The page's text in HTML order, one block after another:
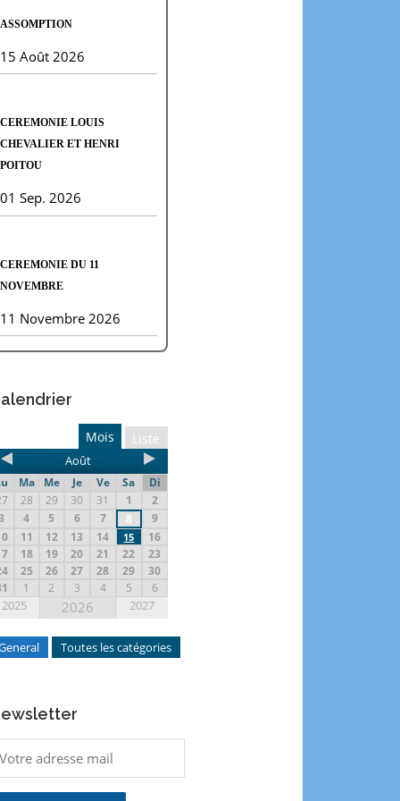
ASSOMPTION
15 Août 2026
CEREMONIE LOUIS
CHEVALIER ET HENRI
POITOU
01 Sep. 2026
CEREMONIE DU 11
NOVEMBRE
11 Novembre 2026
Liste
Mois
Août
Ma Me Je Ve Sa
Di
28 29 30 31 1
2
4 5 6 7 8
9
11 12 13 14 15
16
18 19 20 21 22
23
25 26 27 28 29
30
1 2 3 4 5 6
2025 2026 2027
Toutes les catégories